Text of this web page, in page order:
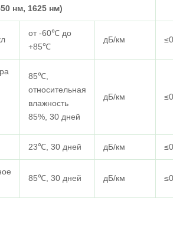
нм, 1625 нм)
от -60℃ до
+85℃
дБ/км
85℃,
относительная
влажность
85%, 30 дней
дБ/км
23℃, 30 дней дБ/км
85℃, 30 дней дБ/км